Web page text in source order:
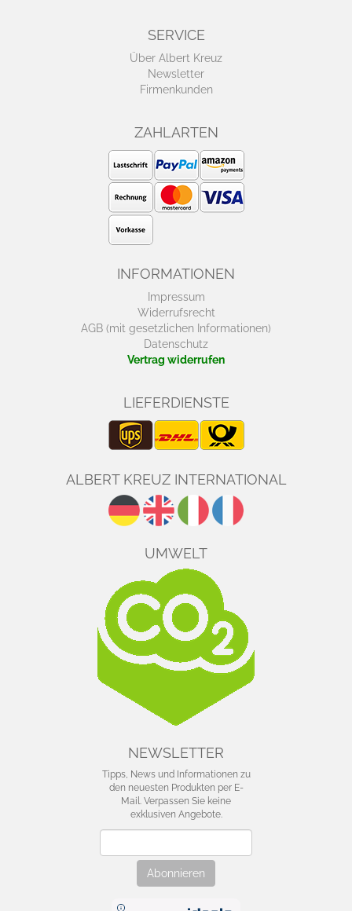
SERVICE
Über Albert Kreuz
Newsletter
Firmenkunden
ZAHLARTEN
INFORMATIONEN
Impressum
Widerrufsrecht
AGB (mit gesetzlichen Informationen)
Datenschutz
Vertrag widerrufen
LIEFERDIENSTE
ALBERT KREUZ INTERNATIONAL
UMWELT
NEWSLETTER
Tipps, News und Informationen zu
den neuesten Produkten per E-
Mail. Verpassen Sie keine
exklusiven Angebote.
Abonnieren